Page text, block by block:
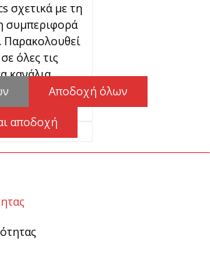
σχετικά με τη
συμπεριφορά
Παρακολουθεί
όλες τις
κανάλια
Αποδοχή όλων
αποδοχή